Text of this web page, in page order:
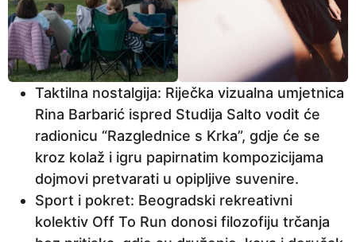
Taktilna nostalgija: Riječka vizualna umjetnica
Rina Barbarić ispred Studija Salto vodit će
radionicu “Razglednice s Krka”, gdje će se
kroz kolaž i igru papirnatim kompozicijama
dojmovi pretvarati u opipljive suvenire.
Sport i pokret: Beogradski rekreativni
kolektiv Off To Run donosi filozofiju trčanja